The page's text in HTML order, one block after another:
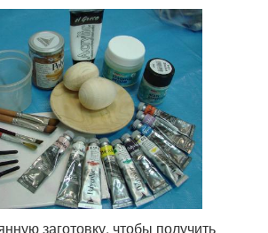
заготовку, чтобы получить